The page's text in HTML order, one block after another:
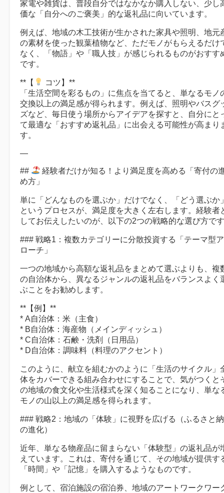
家電や雑貨は、普段自分ではなかなか購入しない、少し
価な「自分へのご褒美」的な返礼品に向いています。
例えば、地域の木工技術が生かされた家具や照明、地元
の素材を使った観葉植物など、ただモノがもらえるだけ
なく、「物語」や「職人技」が感じられるものがおすす
です。
**【
コツ】**
「生活空間を彩るもの」に焦点を当てると、単なるモノ
交換以上の満足感が得られます。例えば、照明やバスグ
ズなど、毎日使う場所からアイデアを探すと、自分にと
て最適な「おすすめ返礼品」に出会える可能性が高まり
す。
—
##
経験者だけが知る！より満足度を高める「寄付の
め方」
単に「どんなものを選ぶか」だけでなく、「どう選ぶか
というプロセスが、満足度を大きく左右します。経験者
してお伝えしたいのが、以下の2つの戦略的な選び方で
### 戦略1：複数カテゴリーに分散投資する「テーマ型
ローチ」
一つの地域から高額な返礼品をまとめて選ぶよりも、複
の自治体から、異なるジャンルの返礼品をバランスよく
ぶことをお勧めします。
**【例】**
* A自治体：米（主食）
* B自治体：海産物（メインディッシュ）
* C自治体：石鹸・洗剤（日用品）
* D自治体：調味料（料理のアクセント）
このように、献立を組むかのように「生活のサイクル」
体をカバーできる組み合わせにすることで、気がつくと
の地域の食文化や生活様式を深く知ることになり、単な
モノの山以上の満足感を得られます。
### 戦略2：地域の「体験」に視野を広げる（ふるさと
の進化）
近年、単なる物産品に留まらない「体験型」の返礼品が
えています。これは、寄付を通じて、その地域が提供す
「時間」や「記憶」を購入するようなものです。
例として、宿泊施設の宿泊券、地域のアートワークワー